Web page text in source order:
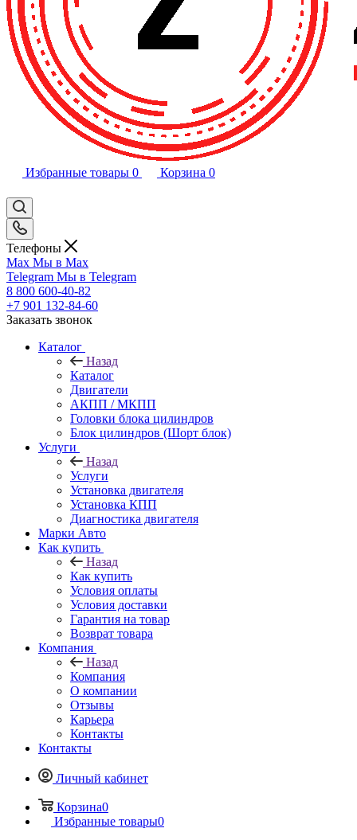
Избранные товары 0 Корзина 0
Телефоны
Max Мы в Max
Telegram Мы в Telegram
8 800 600-40-82
+7 901 132-84-60
Заказать звонок
Каталог
Назад
Каталог
Двигатели
АКПП / МКПП
Головки блока цилиндров
Блок цилиндров (Шорт блок)
Услуги
Назад
Услуги
Установка двигателя
Установка КПП
Диагностика двигателя
Марки Авто
Как купить
Назад
Как купить
Условия оплаты
Условия доставки
Гарантия на товар
Возврат товара
Компания
Назад
Компания
О компании
Отзывы
Карьера
Контакты
Контакты
Личный кабинет
Корзина0
Избранные товары0